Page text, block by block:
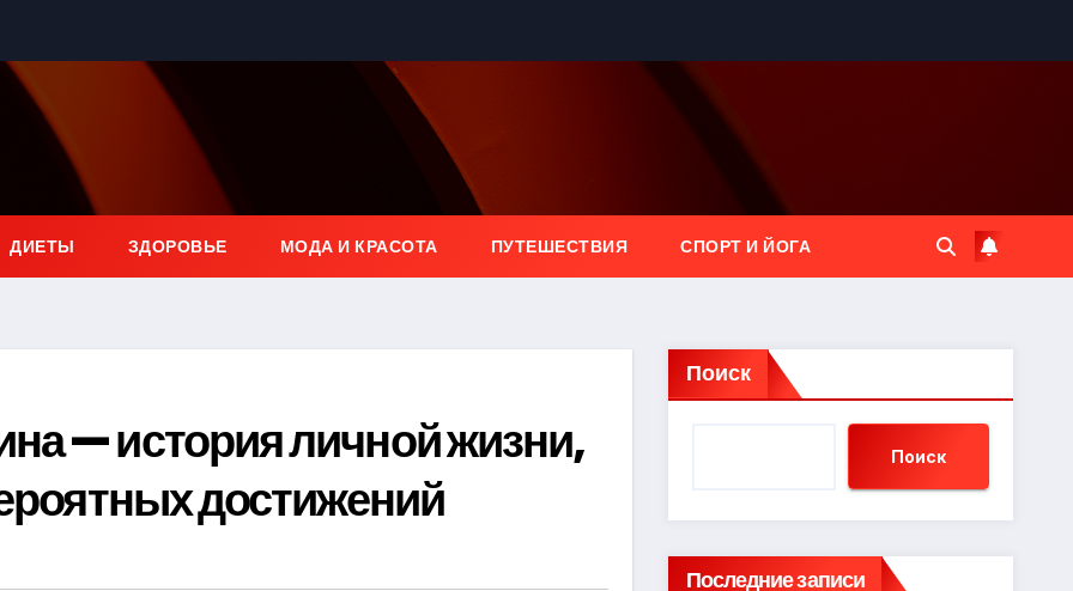
ДИЕТЫ ЗДОРОВЬЕ МОДА И КРАСОТА ПУТЕШЕСТВИЯ СПОРТ И ЙОГА
— история личной жизни,
достижений
Поиск
Поиск
Последние записи